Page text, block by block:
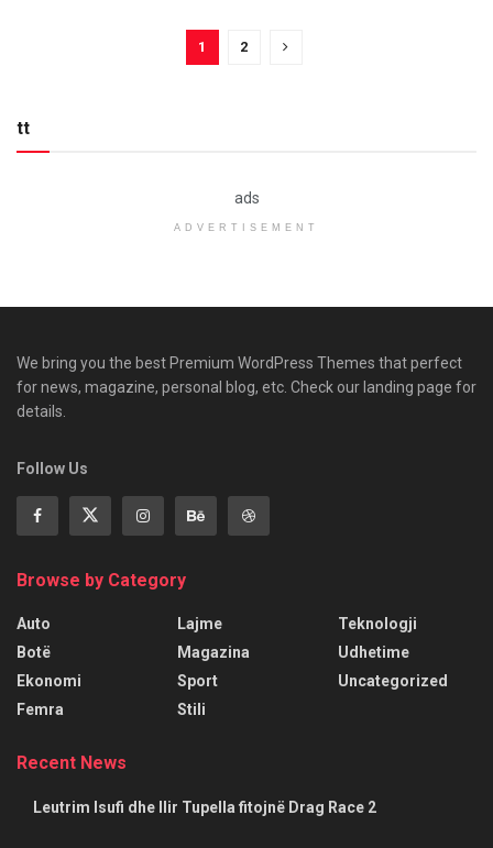
1 2
tt
ads
ADVERTISEMENT
We bring you the best Premium WordPress Themes that perfect
for news, magazine, personal blog, etc. Check our landing page for
details.
Follow Us
Browse by Category
Auto
Botë
Ekonomi
Femra
Lajme
Magazina
Sport
Stili
Teknologji
Udhetime
Uncategorized
Recent News
Leutrim Isufi dhe Ilir Tupella fitojnë Drag Race 2